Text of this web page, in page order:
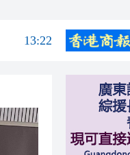
13:22
12:45